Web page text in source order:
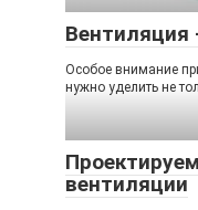
Вентиляция
Особое внимание
нужно уделить не
вентиляции